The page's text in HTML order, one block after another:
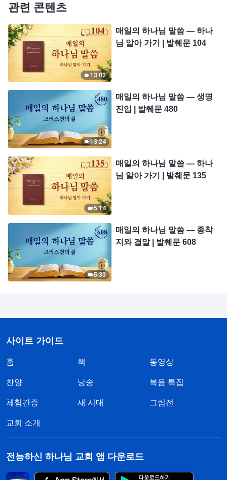
관련 콘텐츠
13:02
매일의 하나님 말씀 ― 하나
님 알아 가기 | 발췌문 104
13:24
매일의 하나님 말씀 ― 생명
진입 | 발췌문 480
5:14
매일의 하나님 말씀 ― 하나
님 알아 가기 | 발췌문 135
5:33
매일의 하나님 말씀 ― 종착
지와 결말 | 발췌문 608
사이트 가이드
홈 책 동영상
찬양 낭송 복음 특집
체험간증 새 시대 그림전
교회 소개
전능하신 하나님 교회 앱 다운로드